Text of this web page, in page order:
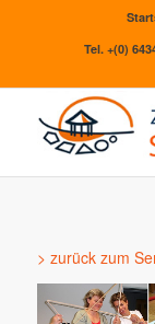
Tel. +(0)
> zurück zum